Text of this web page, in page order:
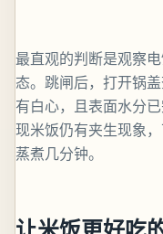
最直观的判断是观察
态。跳闸后，打开锅
有白心，且表面水分
现米饭仍有夹生现象
蒸煮几分钟。